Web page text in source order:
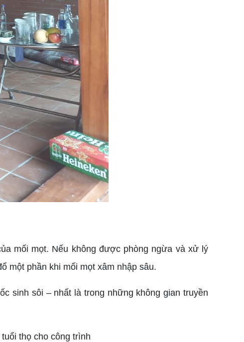
mối mọt. Nếu không được phòng ngừa và xử lý
một phần khi mối mọt xâm nhập sâu.
sinh sôi – nhất là trong những không gian truyền
thọ cho công trình